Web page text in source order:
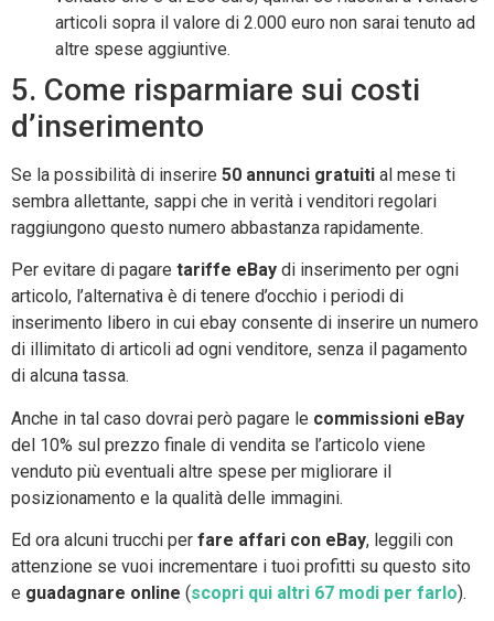
articoli sopra il valore di 2.000 euro non sarai tenuto ad
altre spese aggiuntive.
5. Come risparmiare sui costi
d’inserimento
Se la possibilità di inserire 50 annunci gratuiti al mese ti
sembra allettante, sappi che in verità i venditori regolari
raggiungono questo numero abbastanza rapidamente.
Per evitare di pagare tariffe eBay di inserimento per ogni
articolo, l’alternativa è di tenere d’occhio i periodi di
inserimento libero in cui ebay consente di inserire un numero
di illimitato di articoli ad ogni venditore, senza il pagamento
di alcuna tassa.
Anche in tal caso dovrai però pagare le commissioni eBay
del 10% sul prezzo finale di vendita se l’articolo viene
venduto più eventuali altre spese per migliorare il
posizionamento e la qualità delle immagini.
Ed ora alcuni trucchi per fare affari con eBay, leggili con
attenzione se vuoi incrementare i tuoi profitti su questo sito
e guadagnare online (scopri qui altri 67 modi per farlo).